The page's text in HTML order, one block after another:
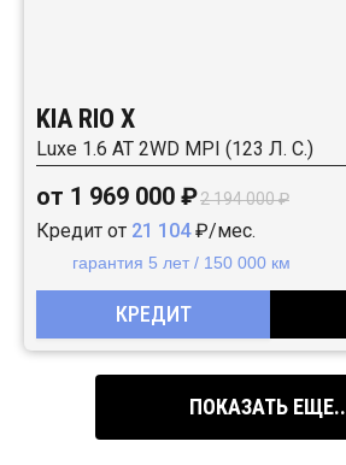
KIA RIO X
Luxe 1.6 АТ 2WD MPI (123 Л. C.)
от 1 969 000 ₽2 194 000 ₽
Кредит от 21 104₽/мес.
гарантия 5 лет / 150 000 км
КРЕДИТ
ПОКАЗАТЬ